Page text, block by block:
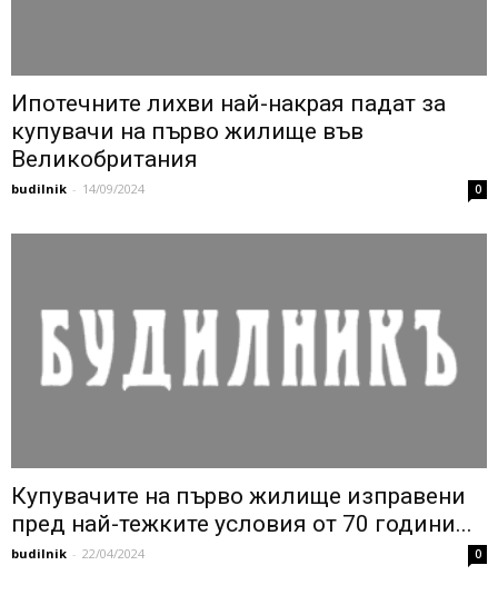
Ипотечните лихви най-накрая падат за
купувачи на първо жилище във
Великобритания
budilnik - 14/09/2024 0
Купувачите на първо жилище изправени
пред най-тежките условия от 70 години...
budilnik - 22/04/2024 0